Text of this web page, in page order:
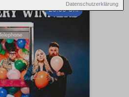
Datenschutzerklärung
20:00 Uhr